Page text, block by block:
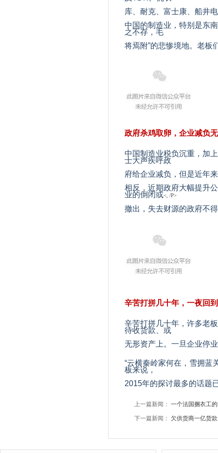
库、耐克、富士康、船井
中国的制造业，特别是东
之不存，毛
将焉附”的悲惨境地。老板
政府杀鸡取卵，企业减负
中国制造业税负沉重，加
士大声疾呼政
府给企业减负，但是近年
相反，近期政府大幅提升
业的倒闭或
撤出，失去财源的政府不
辛苦打拼几十年，一夜回
辛苦打拼几十年，许多老
待收货款、或
无形资产上。一旦企业停
“云横秦岭家何在，雪拥蓝
板来说，
2015年的探讨最多的话题
上一篇新闻： 一个法国捆衣工
下一篇新闻： 欠供货商一亿货